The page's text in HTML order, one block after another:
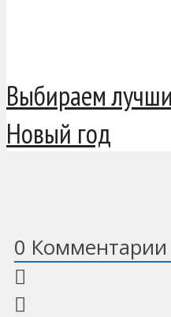
Выбираем
Новый год
0 Комментарии